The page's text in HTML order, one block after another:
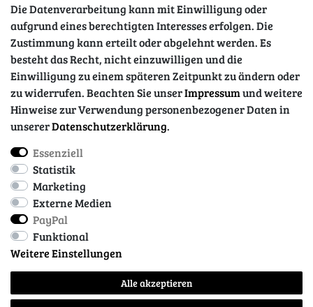
Impressum
Barrierefreiheitserklärung
Vertrag widerrufen
Die Datenverarbeitung kann mit Einwilligung oder
aufgrund eines berechtigten Interesses erfolgen. Die
Zustimmung kann erteilt oder abgelehnt werden. Es
besteht das Recht, nicht einzuwilligen und die
Einwilligung zu einem späteren Zeitpunkt zu ändern oder
zu widerrufen. Beachten Sie unserImpressumund weitere
Hinweise zur Verwendung personenbezogener Daten in
unsererDaten­schutz­erklärung.
Essenziell
Statistik
Marketing
Externe Medien
PayPal
Funktional
Weitere Einstellungen
Alle akzeptieren